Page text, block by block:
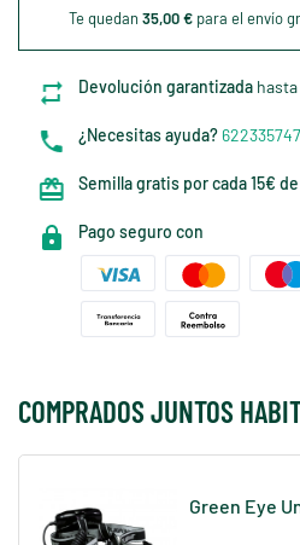
Te quedan 35,00 € para el envío
Devolución garantizada hasta
¿Necesitas ayuda?622335747
Semilla gratis por cada 15€
Pago seguro con
COMPRADOS JUNTOS
Green Eye